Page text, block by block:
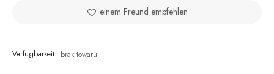
einem Freund empfehlen
Verfügbarkeit: brak towaru